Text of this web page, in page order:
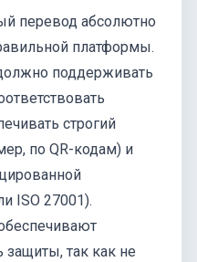
перевод абсолютно
платформы.
поддерживать
строгий
по QR-кодам) и
ISO 27001).
так как не